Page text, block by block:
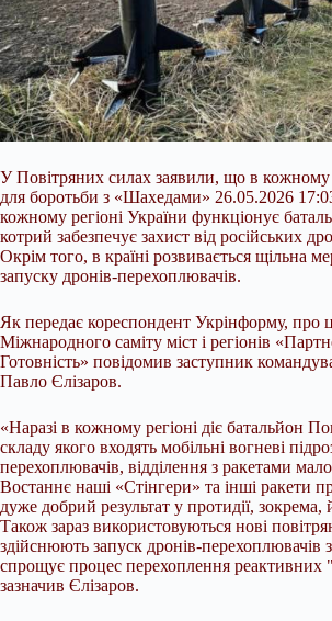
У Повітряних силах заявили, що в кожному
для боротьби з «Шахедами» 26.05.2026
кожному регіоні України функціонує
котрий забезпечує захист від російських
Окрім того, в країні розвивається щільна
запуску дронів-перехоплювачів.
Як передає кореспондент Укрінформу, про
Міжнародного саміту міст і регіонів
Готовність» повідомив заступник
Павло Єлізаров.
«Наразі в кожному регіоні діє батальйон
складу якого входять мобільні вогневі
перехоплювачів, відділення з ракетами
Востаннє наші «Стінгери» та інші ракети
дуже добрий результат у протидії,
Також зараз використовуються нові
здійснюють запуск дронів-перехоплювачів
спрощує процес перехоплення реактивних
зазначив Єлізаров.